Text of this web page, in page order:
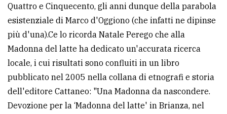
Quattro e Cinquecento, gli anni dunque della parabola
esistenziale di Marco d'Oggiono (che infatti ne dipinse
più d'una).Ce lo ricorda Natale Perego che alla
Madonna del latte ha dedicato un'accurata ricerca
locale, i cui risultati sono confluiti in un libro
pubblicato nel 2005 nella collana di etnografi e storia
dell'editore Cattaneo: "Una Madonna da nascondere.
Devozione per la ‘Madonna del latte' in Brianza, nel